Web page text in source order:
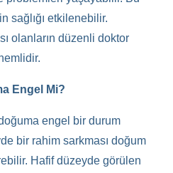
sağlığı etkilenebilir.
olanların düzenli doktor
Engel Mi?
engel bir durum
bir rahim sarkması doğum
Hafif düzeyde görülen